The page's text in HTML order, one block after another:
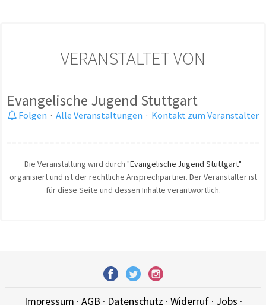
VERANSTALTET VON
Evangelische Jugend Stuttgart
Folgen · Alle Veranstaltungen · Kontakt zum Veranstalter
Die Veranstaltung wird durch "Evangelische Jugend Stuttgart"
organisiert und ist der rechtliche Ansprechpartner. Der Veranstalter ist
für diese Seite und dessen Inhalte verantwortlich.
Impressum · AGB · Datenschutz · Widerruf· Jobs ·